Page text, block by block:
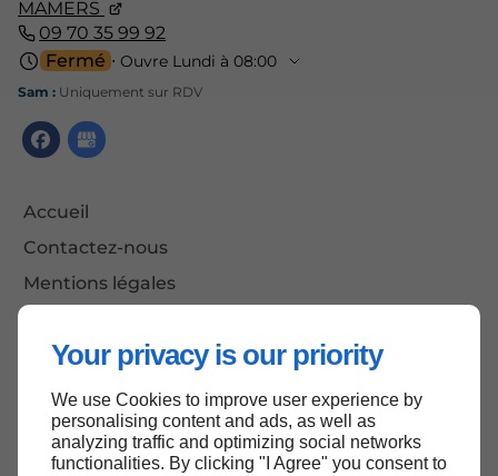
Your privacy is our priority
We use Cookies to improve user experience by
personalising content and ads, as well as
analyzing traffic and optimizing social networks
functionalities. By clicking "I Agree" you consent to
MAMERS
09 70 35 99 92
Fermé ⋅ Ouvre Lundi à 08:00
Sam : Uniquement sur RDV
Accueil
Contactez-nous
Mentions légales
Haut de page